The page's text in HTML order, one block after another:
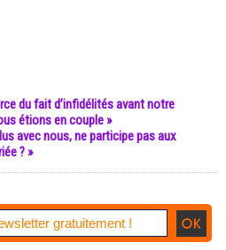
du fait d’infidélités avant notre
étions en couple »
avec nous, ne participe pas aux
? »